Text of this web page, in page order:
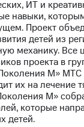
ИТ и
навыки,
Проект
детей из
механику. Все
проекта в
М» МТС
их на лечение
М»
которые
детей.